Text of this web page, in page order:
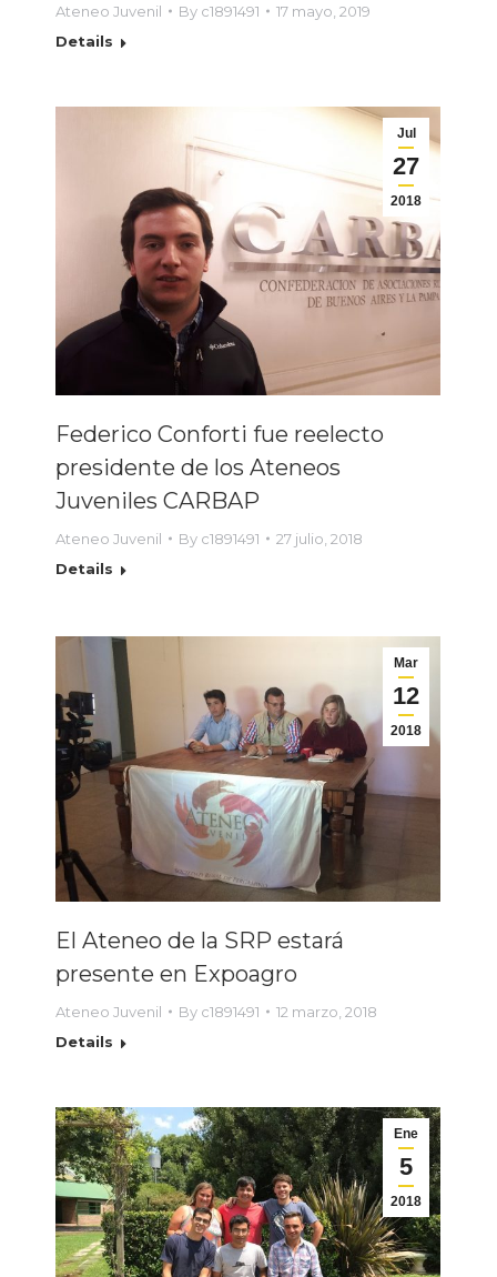
Ateneo Juvenil By c1891491
17 mayo, 2019
Details
Jul
27
2018
Federico Conforti fue reelecto
presidente de los Ateneos
Juveniles CARBAP
Ateneo Juvenil By c1891491
27 julio, 2018
Details
Mar
12
2018
El Ateneo de la SRP estará
presente en Expoagro
Ateneo Juvenil By c1891491
12 marzo, 2018
Details
Ene
5
2018